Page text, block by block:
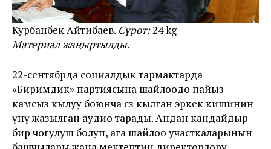
Курбанбек Айтибаев. Сүрөт:24 kg
Материал жаңыртылды.
22-сентябрда социалдык тармактарда
«Биримдик» партиясына шайлоодо пайыз
камсыз кылуу боюнча сөз кылган эркек кишинин
үнү жазылган аудио тарады. Андан кандайдыр
бир чогулуш болуп, ага шайлоо участкаларынын